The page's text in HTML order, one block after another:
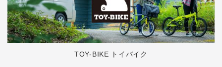
TOY-BIKE トイバイク